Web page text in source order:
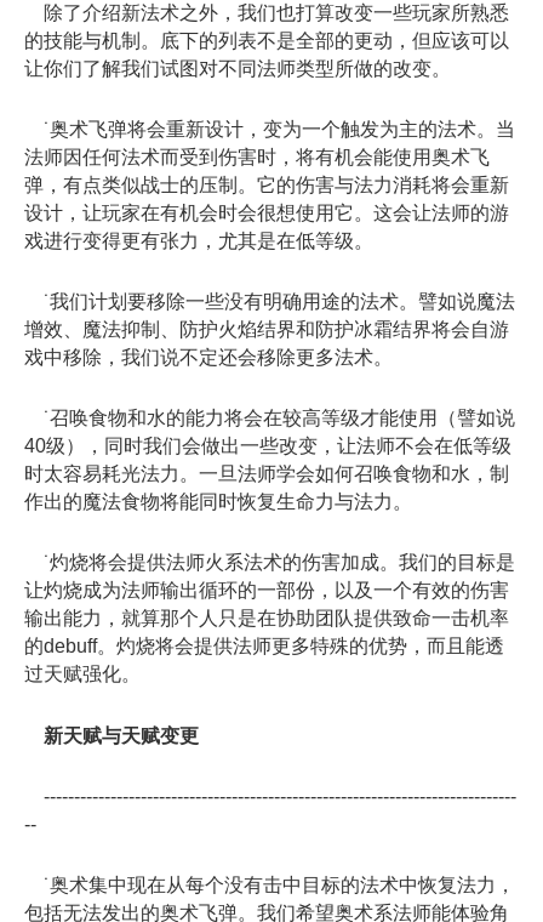
除了介绍新法术之外，我们也打算改变一些玩家所熟悉
的技能与机制。底下的列表不是全部的更动，但应该可以
让你们了解我们试图对不同法师类型所做的改变。
˙奥术飞弹将会重新设计，变为一个触发为主的法术。当
法师因任何法术而受到伤害时，将有机会能使用奥术飞
弹，有点类似战士的压制。它的伤害与法力消耗将会重新
设计，让玩家在有机会时会很想使用它。这会让法师的游
戏进行变得更有张力，尤其是在低等级。
˙我们计划要移除一些没有明确用途的法术。譬如说魔法
增效、魔法抑制、防护火焰结界和防护冰霜结界将会自游
戏中移除，我们说不定还会移除更多法术。
˙召唤食物和水的能力将会在较高等级才能使用（譬如说
40级），同时我们会做出一些改变，让法师不会在低等级
时太容易耗光法力。一旦法师学会如何召唤食物和水，制
作出的魔法食物将能同时恢复生命力与法力。
˙灼烧将会提供法师火系法术的伤害加成。我们的目标是
让灼烧成为法师输出循环的一部份，以及一个有效的伤害
输出能力，就算那个人只是在协助团队提供致命一击机率
的debuff。灼烧将会提供法师更多特殊的优势，而且能透
过天赋强化。
新天赋与天赋变更
------------------------------------------------------------------------------
--
˙奥术集中现在从每个没有击中目标的法术中恢复法力，
包括无法发出的奥术飞弹。我们希望奥术系法师能体验角